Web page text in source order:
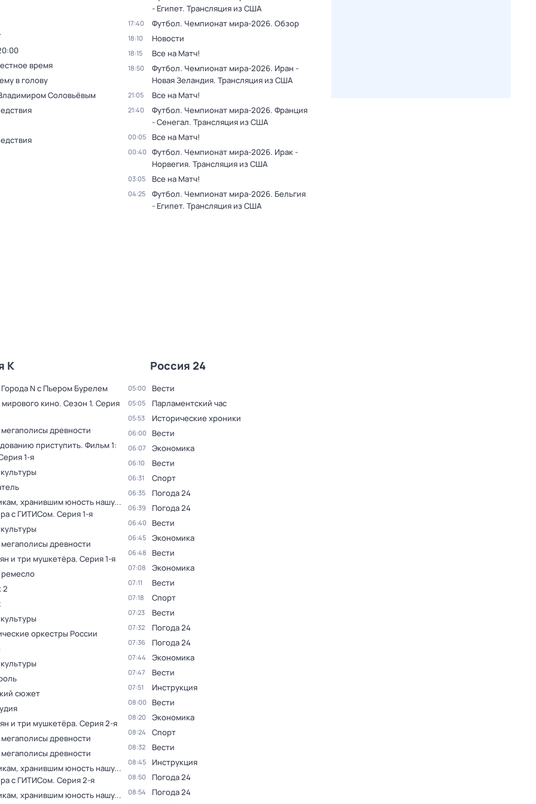
время
в голову
Соловьёвым
- Египет. Трансляция из США
17:40 Футбол. Чемпионат мира-2026. Обзор
18:10 Новости
18:15 Все на Матч!
18:50
Футбол. Чемпионат мира-2026. Иран -
Новая Зеландия. Трансляция из США
21:05 Все на Матч!
21:40
Футбол. Чемпионат мира-2026. Франция
- Сенегал. Трансляция из США
00:05 Все на Матч!
00:40
Футбол. Чемпионат мира-2026. Ирак -
Норвегия. Трансляция из США
03:05 Все на Матч!
04:25
Футбол. Чемпионат мира-2026. Бельгия
- Египет. Трансляция из США
К
N с Пьером Бурелем
кино. Сезон 1. Серия
древности
приступить. Фильм 1:
1-я
хранившим юность нашу...
с ГИТИСом. Серия 1-я
древности
и три мушкетёра. Серия 1-я
2
оркестры России
сюжет
и три мушкетёра. Серия 2-я
древности
древности
хранившим юность нашу...
с ГИТИСом. Серия 2-я
хранившим юность нашу...
Россия 24
05:00 Вести
05:05 Парламентский час
05:53 Исторические хроники
06:00 Вести
06:07 Экономика
06:10 Вести
06:31 Спорт
06:35 Погода 24
06:39 Погода 24
06:40 Вести
06:45 Экономика
06:48 Вести
07:08 Экономика
07:11 Вести
07:18 Спорт
07:23 Вести
07:32 Погода 24
07:36 Погода 24
07:44 Экономика
07:47 Вести
07:51 Инструкция
08:00 Вести
08:20 Экономика
08:24 Спорт
08:32 Вести
08:45 Инструкция
08:50 Погода 24
08:54 Погода 24